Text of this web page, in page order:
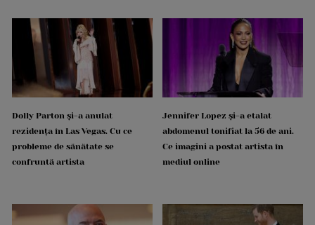
Dolly Parton și-a anulat
rezidența în Las Vegas. Cu ce
probleme de sănătate se
confruntă artista
Jennifer Lopez și-a etalat
abdomenul tonifiat la 56 de ani.
Ce imagini a postat artista în
mediul online